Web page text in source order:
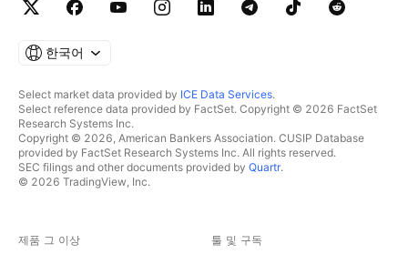
한국어
Select market data provided by ICE Data Services.
Select reference data provided by FactSet. Copyright © 2026 FactSet
Research Systems Inc.
Copyright © 2026, American Bankers Association. CUSIP Database
provided by FactSet Research Systems Inc. All rights reserved.
SEC filings and other documents provided by Quartr.
© 2026 TradingView, Inc.
제품 그 이상 툴 및 구독